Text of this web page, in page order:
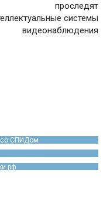
проследят
системы
видеонаблюдения
со СПИДом